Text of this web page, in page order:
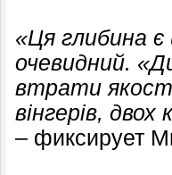
«Ця глибина є
очевидний.
втрати
вінгерів,
– фиксирует